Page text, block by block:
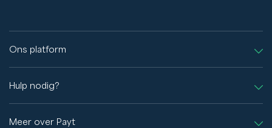
Ons platform
Hulp nodig?
Meer over Payt